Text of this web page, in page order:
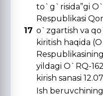
17
to`g`risida”gi
Respublikasi
o`zgartish va
kiritish haqida
yildagi O`RQ-
kirish sanasi
Ish